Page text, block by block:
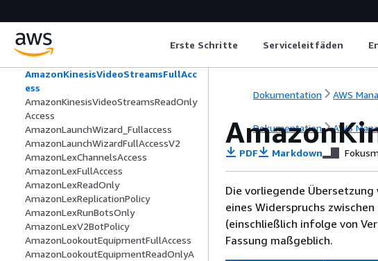
Erste Schritte Serviceleitfäden
s
AmazonKinesisFullAccess
AmazonKinesisReadOnlyAccess
AmazonKinesisVideoStreamsFullAcc
ess
AmazonKinesisVideoStreamsReadOnly
Access
AmazonLaunchWizard_Fullaccess
AmazonLaunchWizardFullAccessV2
AmazonLexChannelsAccess
AmazonLexFullAccess
AmazonLexReadOnly
AmazonLexReplicationPolicy
AmazonLexRunBotsOnly
AmazonLexV2BotPolicy
AmazonLookoutEquipmentFullAccess
AmazonLookoutEquipmentReadOnlyA
Dokumentation AWS
Dokumentation AWS
PDF Markdown
Die vorliegende
eines Widerspruchs
(einschließlich infolge von
Fassung maßgeblich.